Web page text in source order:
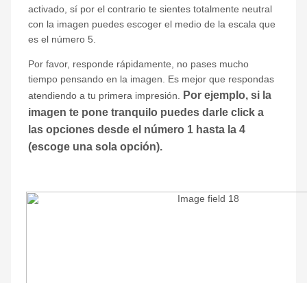
activado, sí por el contrario te sientes totalmente neutral
con la imagen puedes escoger el medio de la escala que
es el número 5.
Por favor, responde rápidamente, no pases mucho
tiempo pensando en la imagen. Es mejor que respondas
atendiendo a tu primera impresión.
Por ejemplo, si la
imagen te pone tranquilo puedes darle click a
las opciones desde el número 1 hasta la 4
(escoge una sola opción).